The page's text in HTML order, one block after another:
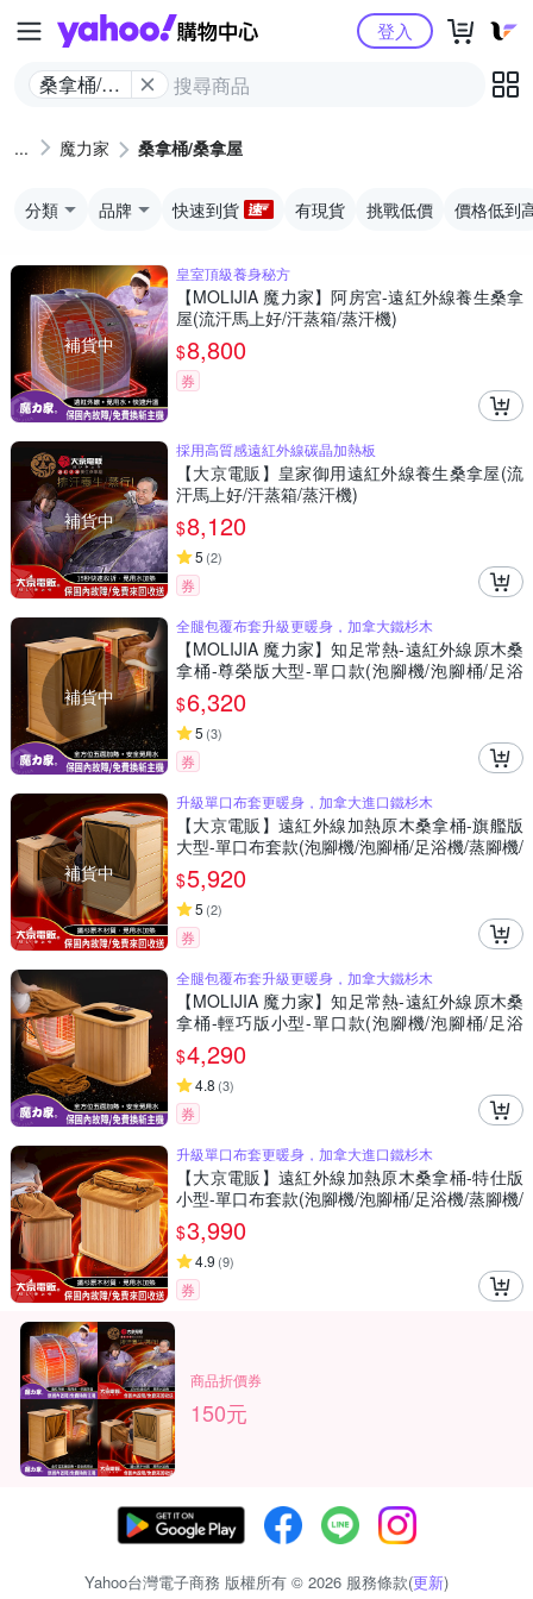
Yahoo購物中心
桑拿桶/桑
登入
魔力家 桑拿桶/桑拿屋
分類 品牌 快速到貨 有現貨 挑戰低價 價格低到
補貨中
皇室頂級養身秘方
【MOLIJIA 魔力家】阿房宮-遠紅外線養生桑拿
屋(流汗馬上好/汗蒸箱/蒸汗機)
$8,800
券
補貨中
採用高質感遠紅外線碳晶加熱板
【大京電販】皇家御用遠紅外線養生桑拿屋(流
汗馬上好/汗蒸箱/蒸汗機)
$8,120
5 (2)
券
補貨中
全腿包覆布套升級更暖身，加拿大鐵杉木
【MOLIJIA 魔力家】知足常熱-遠紅外線原木桑
拿桶-尊榮版大型-單口款(泡腳機/泡腳桶/足浴
機/蒸腳機/烘腳機/暖腳機)
$6,320
5 (3)
券
補貨中
升級單口布套更暖身，加拿大進口鐵杉木
【大京電販】遠紅外線加熱原木桑拿桶-旗艦版
大型-單口布套款(泡腳機/泡腳桶/足浴機/蒸腳機/
烘腳機/暖腳機)
$5,920
5 (2)
券
全腿包覆布套升級更暖身，加拿大鐵杉木
【MOLIJIA 魔力家】知足常熱-遠紅外線原木桑
拿桶-輕巧版小型-單口款(泡腳機/泡腳桶/足浴
機/蒸腳機/烘腳機/暖腳機)
$4,290
4.8 (3)
券
升級單口布套更暖身，加拿大進口鐵杉木
【大京電販】遠紅外線加熱原木桑拿桶-特仕版
小型-單口布套款(泡腳機/泡腳桶/足浴機/蒸腳機/
烘腳機/暖腳機)
$3,990
4.9 (9)
券
商品折價券
150元
Yahoo台灣電子商務 版權所有 © 2026 服務條款(更新)